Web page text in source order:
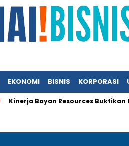
EKONOMI BISNIS KORPORASI
Bayan Resources Buktikan Batu